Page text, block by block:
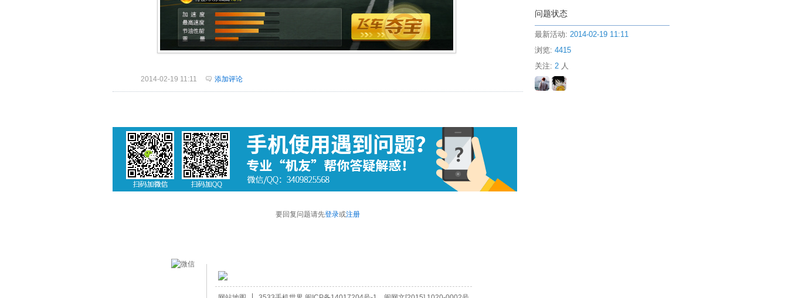
2014-02-19 11:11 添加评论
要回复问题请先登录或注册
问题状态
最新活动: 2014-02-19 11:11
浏览: 4415
关注: 2 人